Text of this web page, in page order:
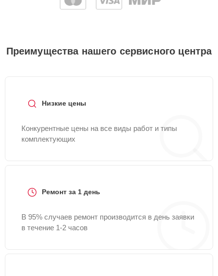
Преимущества нашего сервисного центра
Низкие цены
Конкурентные цены на все виды работ и типы
комплектующих
Ремонт за 1 день
В 95% случаев ремонт производится в день заявки
в течение 1-2 часов